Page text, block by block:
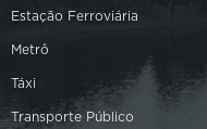
Estação Ferroviária
Metrô
Táxi
Transporte Público